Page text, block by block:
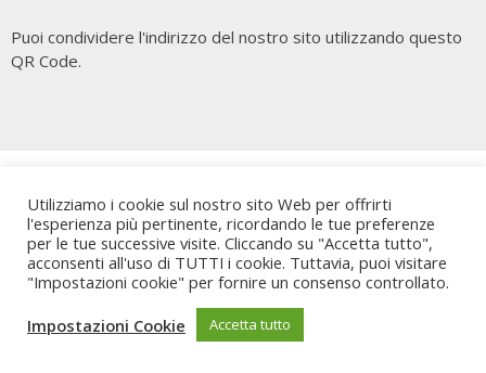
Puoi condividere l'indirizzo del nostro sito utilizzando questo
QR Code.
Writers Blogily Theme
Utilizziamo i cookie sul nostro sito Web per offrirti
l'esperienza più pertinente, ricordando le tue preferenze
per le tue successive visite. Cliccando su "Accetta tutto",
acconsenti all'uso di TUTTI i cookie. Tuttavia, puoi visitare
"Impostazioni cookie" per fornire un consenso controllato.
Impostazioni Cookie
Accetta tutto